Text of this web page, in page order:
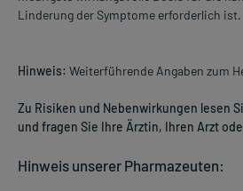
Linderung der Symptome erforderlich ist.
Hinweis: Weiterführende Angaben zum
Zu Risiken und Nebenwirkungen lesen
und fragen Sie Ihre Ärztin, Ihren Arzt
Hinweis unserer Pharmazeuten: